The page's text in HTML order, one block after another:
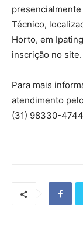
Técnico,
Horto, em
inscrição no site.
Para mais
atendimento
(31) 98330-